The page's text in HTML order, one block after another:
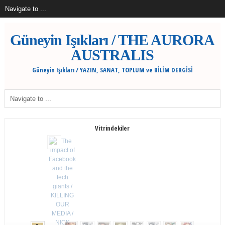
Güneyin Işıkları / THE AURORA
AUSTRALIS
Güneyin Işıkları / YAZIN, SANAT, TOPLUM ve BİLİM DERGİSİ
Vitrindekiler